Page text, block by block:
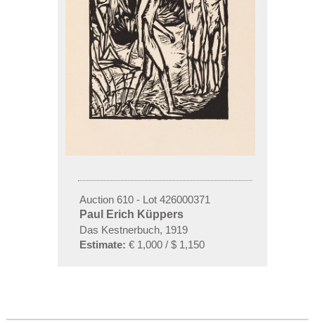
Auction 610 - Lot 426000371
Paul Erich Küppers
Das Kestnerbuch, 1919
Estimate: € 1,000 / $ 1,150